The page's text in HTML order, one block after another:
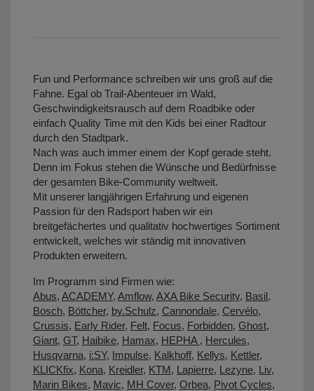
Fun und Performance schreiben wir uns groß auf die
Fahne. Egal ob Trail-Abenteuer im Wald,
Geschwindigkeitsrausch auf dem Roadbike oder
einfach Quality Time mit den Kids bei einer Radtour
durch den Stadtpark.
Nach was auch immer einem der Kopf gerade steht.
Denn im Fokus stehen die Wünsche und Bedürfnisse
der gesamten Bike-Community weltweit.
Mit unserer langjährigen Erfahrung und eigenen
Passion für den Radsport haben wir ein
breitgefächertes und qualitativ hochwertiges Sortiment
entwickelt, welches wir ständig mit innovativen
Produkten erweitern.
Im Programm sind Firmen wie:
Abus, ACADEMY, Amflow, AXA Bike Security, Basil,
Bosch, Böttcher, by.Schulz, Cannondale, Cervélo,
Crussis, Early Rider, Felt, Focus, Forbidden, Ghost,
Giant, GT, Haibike, Hamax, HEPHA , Hercules,
Husqvarna, i:SY, Impulse, Kalkhoff, Kellys, Kettler,
KLICKfix, Kona, Kreidler, KTM, Lapierre, Lezyne, Liv,
Marin Bikes, Mavic, MH Cover, Orbea, Pivot Cycles,